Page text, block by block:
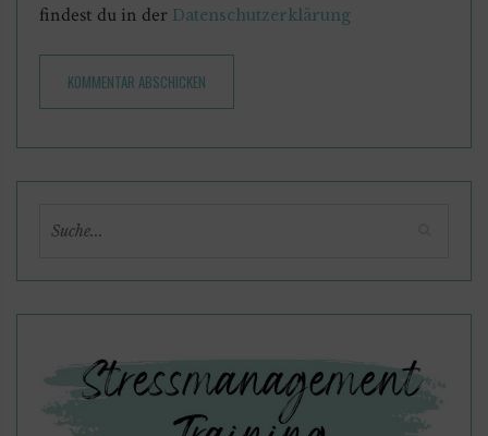
findest du in der Datenschutzerklärung
KOMMENTAR ABSCHICKEN